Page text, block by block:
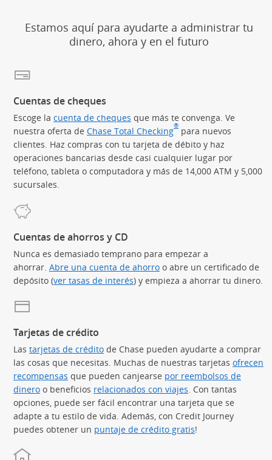
Estamos aquí para ayudarte a administrar tu
dinero, ahora y en el futuro
Cuentas de cheques
Escoge la cuenta de cheques que más te convenga. Ve
nuestra oferta de Chase Total Checking® (Se abre en
para nuevos
clientes. Haz compras con tu tarjeta de débito y haz
operaciones bancarias desde casi cualquier lugar por
teléfono, tableta o computadora y más de 14,000 ATM y 5,000
sucursales.
Cuentas de ahorros y CD
Nunca es demasiado temprano para empezar a
ahorrar. Abre una cuenta de ahorro o abre un certificado de
depósito (ver tasas de interés) y empieza a ahorrar tu dinero.
Tarjetas de crédito
Las tarjetas de crédito (Se abre en superposición)
de Chase pueden ayudarte a comprar
las cosas que necesitas. Muchas de nuestras tarjetas ofrecen
recompensas (Se abre en superposición)
que pueden canjearse por reembolsos de
dinero (Se abre en superposición)
o beneficios relacionados con viajes(Se abre en
. Con tantas
opciones, puede ser fácil encontrar una tarjeta que se
adapte a tu estilo de vida. Además, con Credit Journey
puedes obtener un puntaje de crédito gratis(Se abre en
!